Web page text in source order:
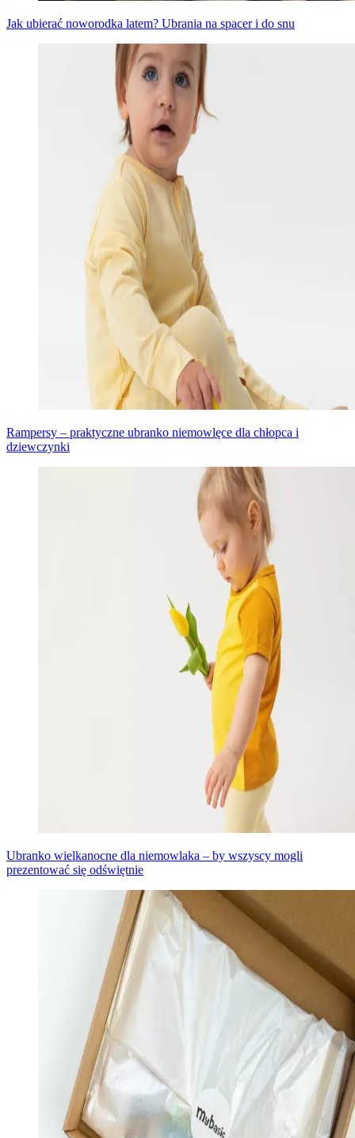
Jak ubierać noworodka latem? Ubrania na spacer i do snu
Rampersy – praktyczne ubranko niemowlęce dla chłopca i
dziewczynki
Ubranko wielkanocne dla niemowlaka – by wszyscy mogli
prezentować się odświętnie